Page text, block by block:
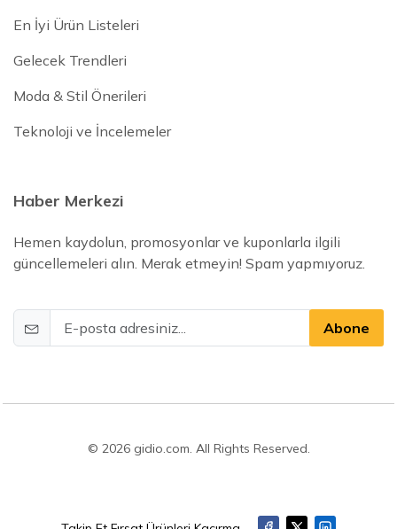
En İyi Ürün Listeleri
Gelecek Trendleri
Moda & Stil Önerileri
Teknoloji ve İncelemeler
Haber Merkezi
Hemen kaydolun, promosyonlar ve kuponlarla ilgili
güncellemeleri alın. Merak etmeyin! Spam yapmıyoruz.
Abone
© 2026 gidio.com. All Rights Reserved.